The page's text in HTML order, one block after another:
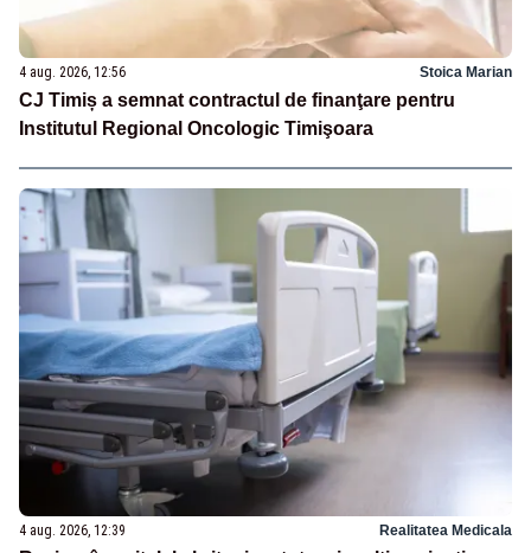
4 aug. 2026, 12:56 Stoica Marian
CJ Timiș a semnat contractul de finanţare pentru
Institutul Regional Oncologic Timişoara
4 aug. 2026, 12:39 Realitatea Medicala